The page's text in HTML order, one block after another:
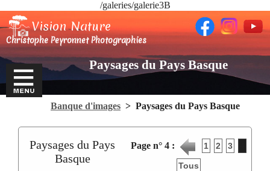
/galeries/galerie3B
Vision Nature
Christophe Peyronnet Photographies
Paysages du Pays Basque
Banque d'images > Paysages du Pays Basque
Paysages du Pays
Basque
Page n° 4: 1 2 3
Tous